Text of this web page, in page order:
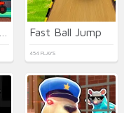
Fast Ball Jump
454 PLAYS